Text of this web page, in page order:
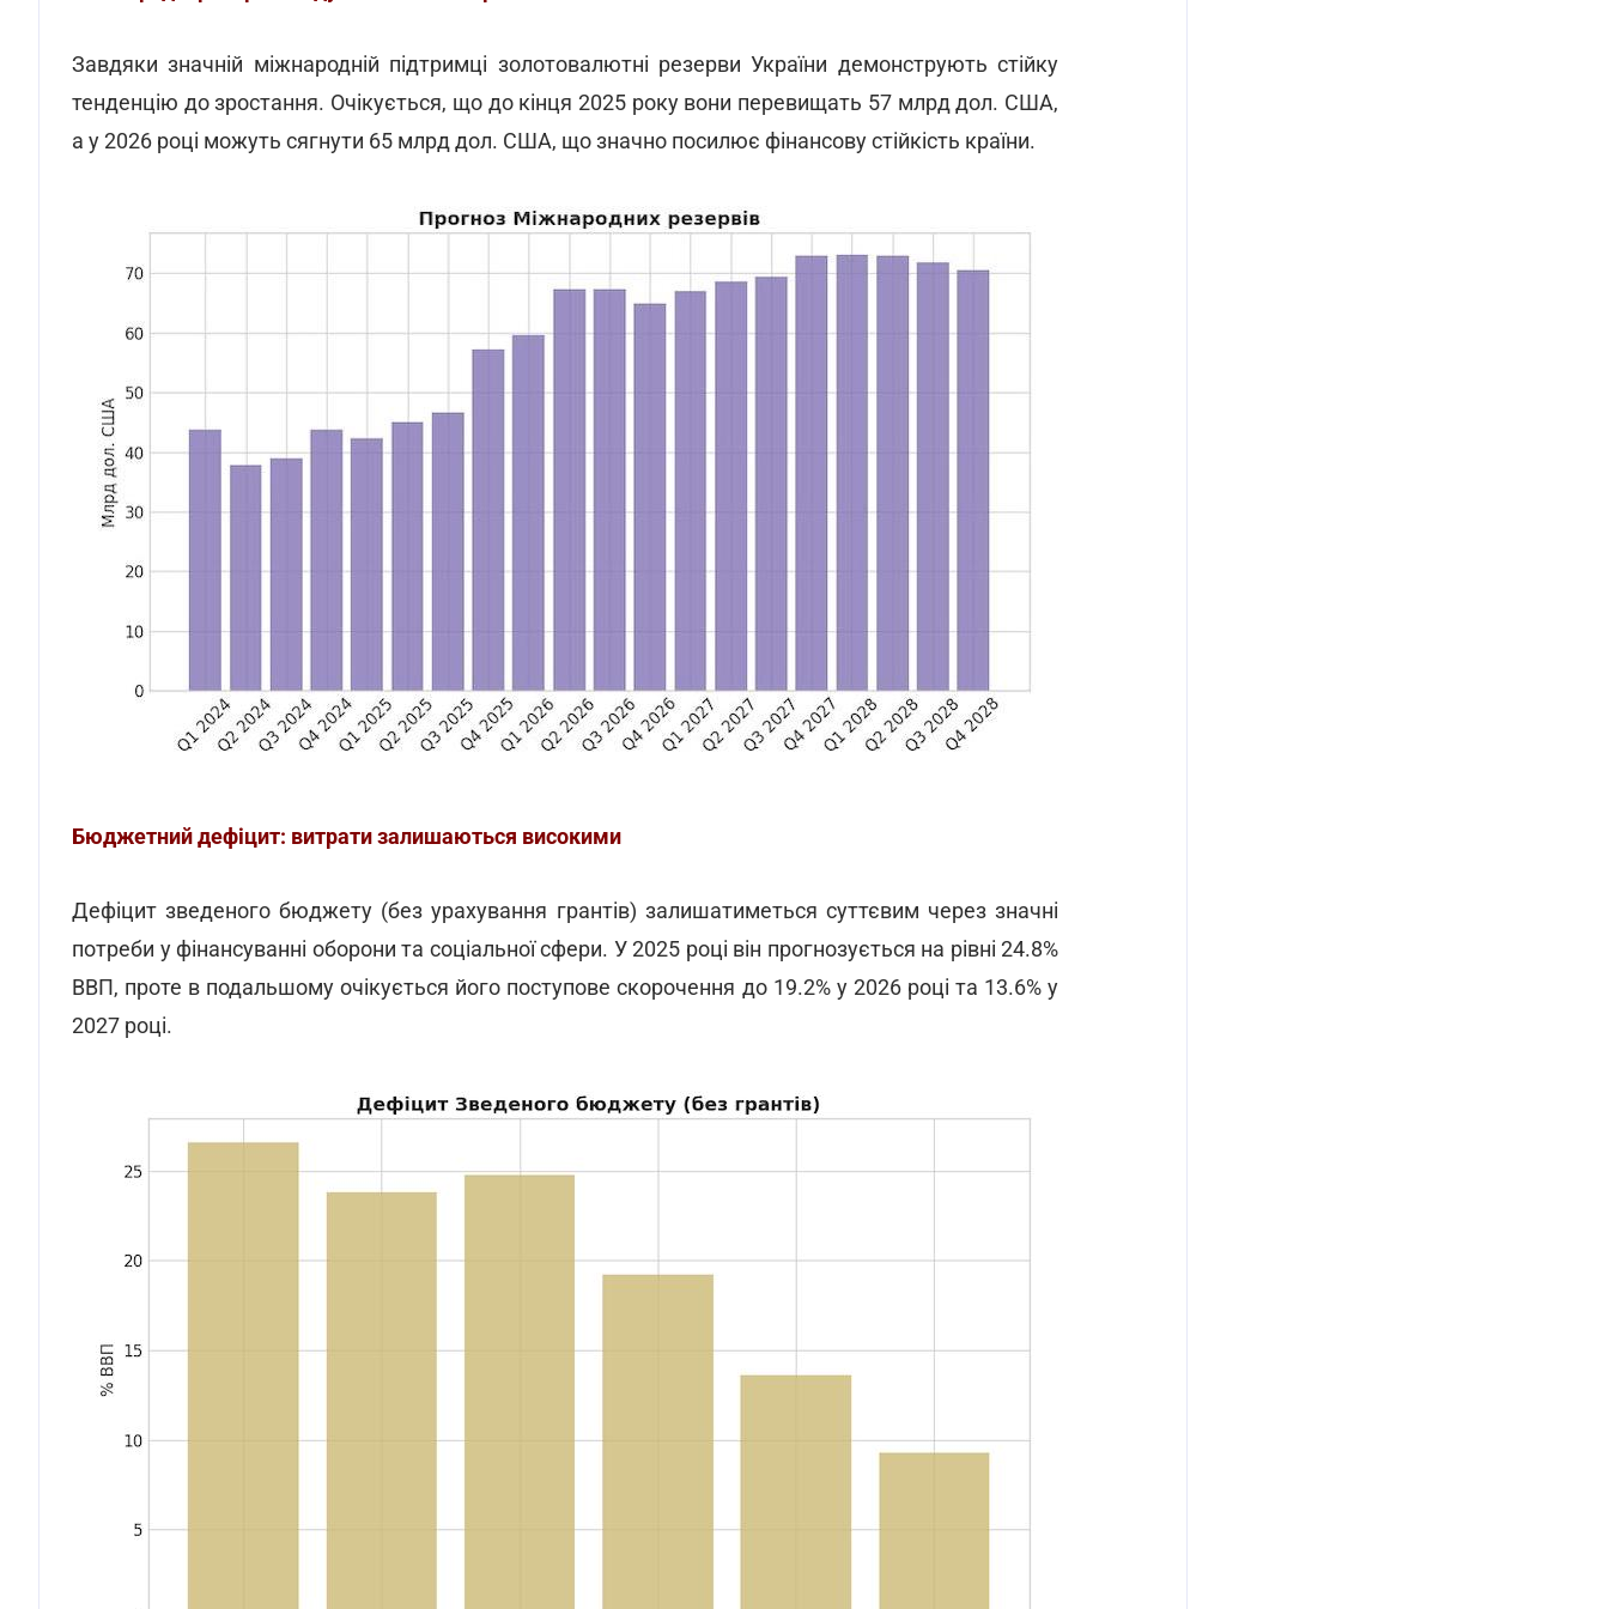
Завдяки значній міжнародній підтримці золотовалютні резерви України демонструють стійку
тенденцію до зростання. Очікується, що до кінця 2025 року вони перевищать 57 млрд дол. США,
а у 2026 році можуть сягнути 65 млрд дол. США, що значно посилює фінансову стійкість країни.
Бюджетний дефіцит: витрати залишаються високими
Дефіцит зведеного бюджету (без урахування грантів) залишатиметься суттєвим через значні
потреби у фінансуванні оборони та соціальної сфери. У 2025 році він прогнозується на рівні 24.8%
ВВП, проте в подальшому очікується його поступове скорочення до 19.2% у 2026 році та 13.6% у
2027 році.